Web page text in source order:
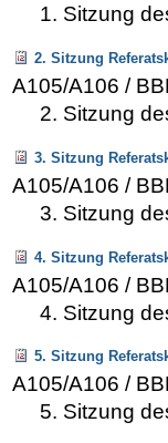
1. Sitzung
2. Sitzung
A105/A106 /
2. Sitzung
3. Sitzung
A105/A106 /
3. Sitzung
4. Sitzung
A105/A106 /
4. Sitzung
5. Sitzung
A105/A106 /
5. Sitzung